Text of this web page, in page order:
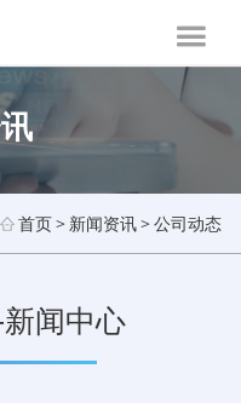
首页> 新闻资讯>公司动态
闻中心